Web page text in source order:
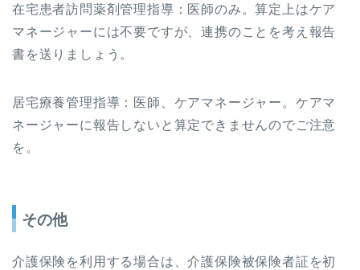
在宅患者訪問薬剤管理指導：医師のみ。算定上はケア
マネージャーには不要ですが、連携のことを考え報告
書を送りましょう。
居宅療養管理指導：医師、ケアマネージャー。ケアマ
ネージャーに報告しないと算定できませんのでご注意
を。
その他
介護保険を利用する場合は、介護保険被保険者証を初